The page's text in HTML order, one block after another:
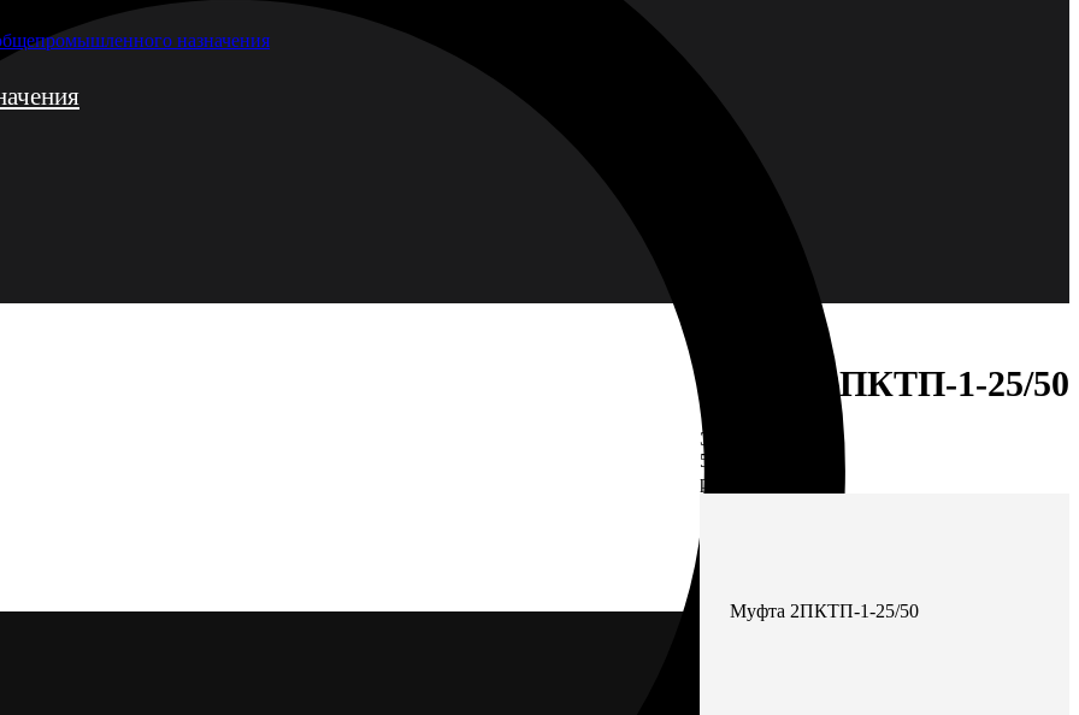
назначения
Муфта 2ПКТП-1-25/50
ЭС-00006700
5692,96
р.
Муфта 2ПКТП-1-25/50